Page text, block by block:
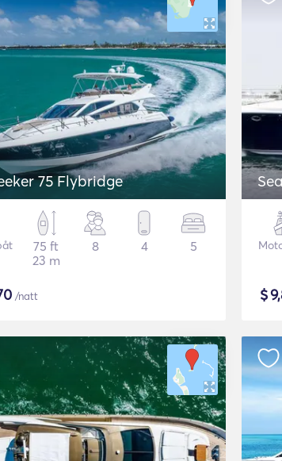
75 Flybridge
75 ft
23 m
8 4 5
/natt $